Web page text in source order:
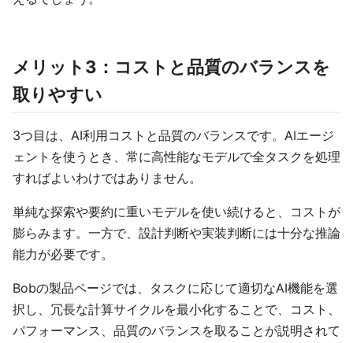
メリット3：コストと品質のバランスを
取りやすい
3つ目は、AI利用コストと品質のバランスです。AIエージ
ェントを使うとき、常に高性能なモデルで全タスクを処理
すればよいわけではありません。
単純な探索や要約に重いモデルを使い続けると、コストが
膨らみます。一方で、設計判断や実装判断には十分な推論
能力が必要です。
Bobの製品ページでは、タスクに応じて適切なAI機能を選
択し、冗長な計算サイクルを最小化することで、コスト、
パフォーマンス、品質のバランスを取ることが説明されて